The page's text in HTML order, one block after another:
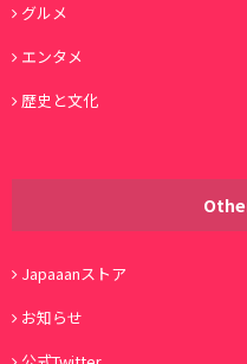
グルメ
エンタメ
歴史と文化
Japaaanストア
お知らせ